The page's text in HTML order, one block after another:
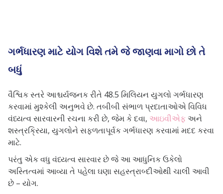
ગર્ભધારણ માટે યોગ વિશે તમે જે જાણવા માગો છો તે
બધું
વૈશ્વિક સ્તરે આશ્ચર્યજનક રીતે 48.5 મિલિયન યુગલો ગર્ભધારણ
કરવામાં મુશ્કેલી અનુભવે છે. તબીબી સંભાળ પ્રદાતાઓએ વિવિધ
વંધ્યત્વ સારવારની રચના કરી છે, જેમ કે દવા, આઇવીએફ અને
શસ્ત્રક્રિયા, યુગલોને સફળતાપૂર્વક ગર્ભધારણ કરવામાં મદદ કરવા
માટે.
પરંતુ એક વધુ વંધ્યત્વ સારવાર છે જે આ આધુનિક ઉકેલો
અસ્તિત્વમાં આવ્યા તે પહેલા ઘણા સહસ્ત્રાબ્દીઓથી ચાલી આવી
છે – યોગ.